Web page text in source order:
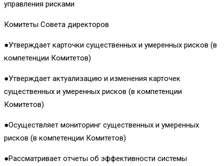
управления рисками
Комитеты Совета директоров
●Утверждает карточки существенных и умеренных рисков (в
компетенции Комитетов)
●Утверждает актуализацию и изменения карточек
существенных и умеренных рисков (в компетенции
Комитетов)
●Осуществляет мониторинг существенных и умеренных
рисков (в компетенции Комитетов)
●Рассматривает отчеты об эффективности системы